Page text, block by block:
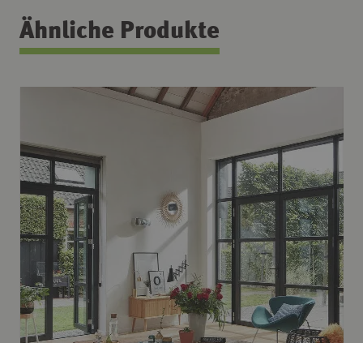
Ähnliche Produkte